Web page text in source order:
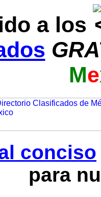
a los
Me
conciso
para